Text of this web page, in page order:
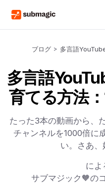
ブログ > 多言語
多言語
育てる方法
たった3本の動画から、
チャンネルを1000倍に
い。さあ、
によ
サブマジック🧡の